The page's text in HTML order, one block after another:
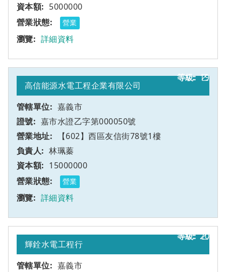
5000000
營業
詳細資料
19
高信能源水電工程企業有限公司
嘉義市
嘉市水證乙字第000050號
【602】西區友信街78號1樓
乙
林珮蓁
15000000
營業
詳細資料
20
輝銓水電工程行
嘉義市
乙